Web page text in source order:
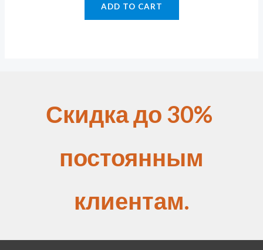
ADD TO CART
Скидка до 30%
постоянным
клиентам.